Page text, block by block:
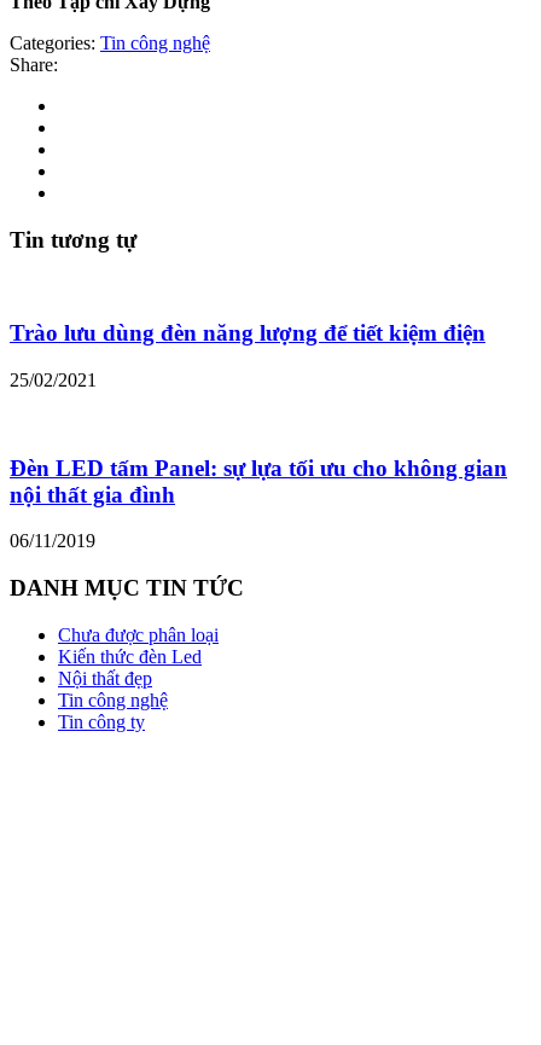
Categories: Tin công nghệ
Share:
Tin tương tự
Trào lưu dùng đèn năng lượng để tiết kiệm điện
25/02/2021
Đèn LED tấm Panel: sự lựa tối ưu cho không gian
nội thất gia đình
06/11/2019
DANH MỤC TIN TỨC
Chưa được phân loại
Kiến thức đèn Led
Nội thất đẹp
Tin công nghệ
Tin công ty